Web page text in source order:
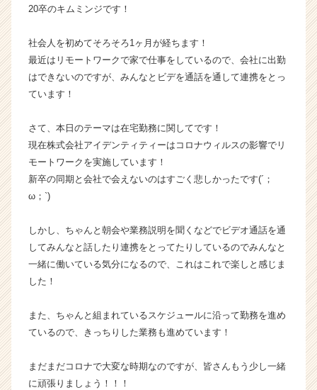
企
か
ス
カ
が
届
活
ト
チ
ア
ア
（C
e
e
20卒のキムミンジです！
社会人を初めてそろそろ1ヶ月が経ちます！
最近はリモートワークで家で仕事をしているので、会社に出勤
はできないのですが、みんなとビデを通話を通して連携をとっ
ています！
さて、本日のテーマは在宅勤務に関してです！
現在株式会社アイデンティティーはコロナウィルスの影響でリ
モートワークを実施しています！
新卒の同期と会社で会えないのはすごく悲しかったです(´；
ω；`)
しかし、ちゃんと朝会や業務説明を聞くなどでビデオ通話を通
してみんなと話したり連携をとってたりしているのでみんなと
一緒に働いている気分になるので、これはこれで楽しと感じま
した！
また、ちゃんと組まれているスケジュールに沿って勤務を進め
ているので、きっちりした業務も進めています！
まだまだコロナで大変な時期なのですが、皆さんもう少し一緒
に頑張りましょう！！！